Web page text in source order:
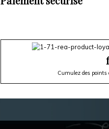
Cumulez des points